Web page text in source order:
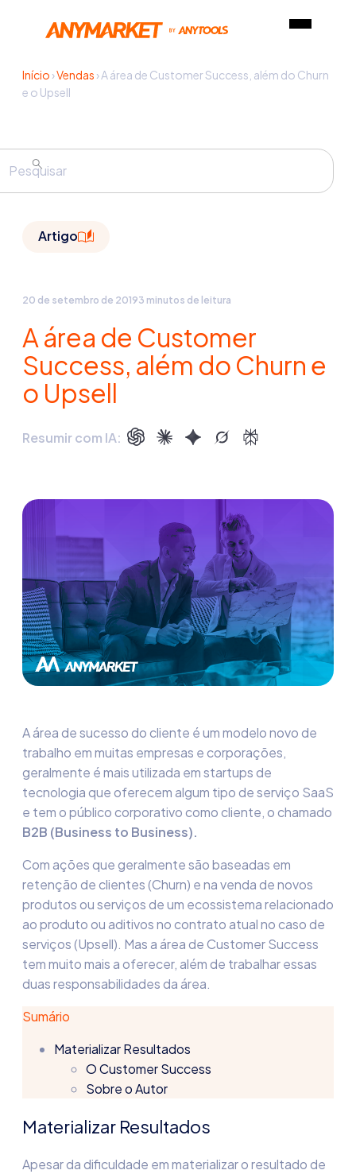
Início ›Vendas ›A área de Customer Success, além do Churn
e o Upsell
Artigo
20 de setembro de 20193 minutos de leitura
A área de Customer
Success, além do Churn e
o Upsell
Resumir com IA:
A área de sucesso do cliente é um modelo novo de
trabalho em muitas empresas e corporações,
geralmente é mais utilizada em startups de
tecnologia que oferecem algum tipo de serviço SaaS
e tem o público corporativo como cliente, o chamado
B2B (Business to Business).
Com ações que geralmente são baseadas em
retenção de clientes (Churn) e na venda de novos
produtos ou serviços de um ecossistema relacionado
ao produto ou aditivos no contrato atual no caso de
serviços (Upsell). Mas a área de Customer Success
tem muito mais a oferecer, além de trabalhar essas
duas responsabilidades da área.
Sumário
Materializar Resultados
O Customer Success
Sobre o Autor
Materializar Resultados
Apesar da dificuldade em materializar o resultado de